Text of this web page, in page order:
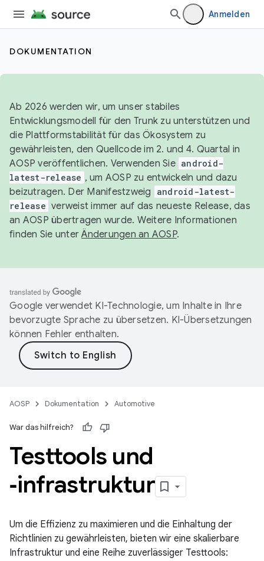
Anmelden
DOKUMENTATION
Ab 2026 werden wir, um unser stabiles
Entwicklungsmodell für den Trunk zu unterstützen und
die Plattformstabilität für das Ökosystem zu
gewährleisten, den Quellcode im 2. und 4. Quartal in
AOSP veröffentlichen. Verwenden Sie android-
latest-release , um AOSP zu entwickeln und dazu
beizutragen. Der Manifestzweig
android-latest-
release verweist immer auf das neueste Release, das
an AOSP übertragen wurde. Weitere Informationen
finden Sie unterÄnderungen an AOSP.
Google verwendet KI-Technologie, um Inhalte in Ihre
bevorzugte Sprache zu übersetzen. KI-Übersetzungen
können Fehler enthalten.
AOSP Dokumentation Automotive
War das hilfreich?
Testtools und
‑infrastruktur
Um die Effizienz zu maximieren und die Einhaltung der
Richtlinien zu gewährleisten, bieten wir eine skalierbare
Infrastruktur und eine Reihe zuverlässiger Testtools: